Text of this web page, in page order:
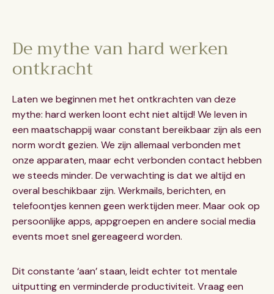
De mythe van hard werken
ontkracht
Laten we beginnen met het ontkrachten van deze
mythe: hard werken loont echt niet altijd! We leven in
een maatschappij waar constant bereikbaar zijn als een
norm wordt gezien. We zijn allemaal verbonden met
onze apparaten, maar echt verbonden contact hebben
we steeds minder. De verwachting is dat we altijd en
overal beschikbaar zijn. Werkmails, berichten, en
telefoontjes kennen geen werktijden meer. Maar ook op
persoonlijke apps, appgroepen en andere social media
events moet snel gereageerd worden.
Dit constante ‘aan’ staan, leidt echter tot mentale
uitputting en verminderde productiviteit. Vraag een